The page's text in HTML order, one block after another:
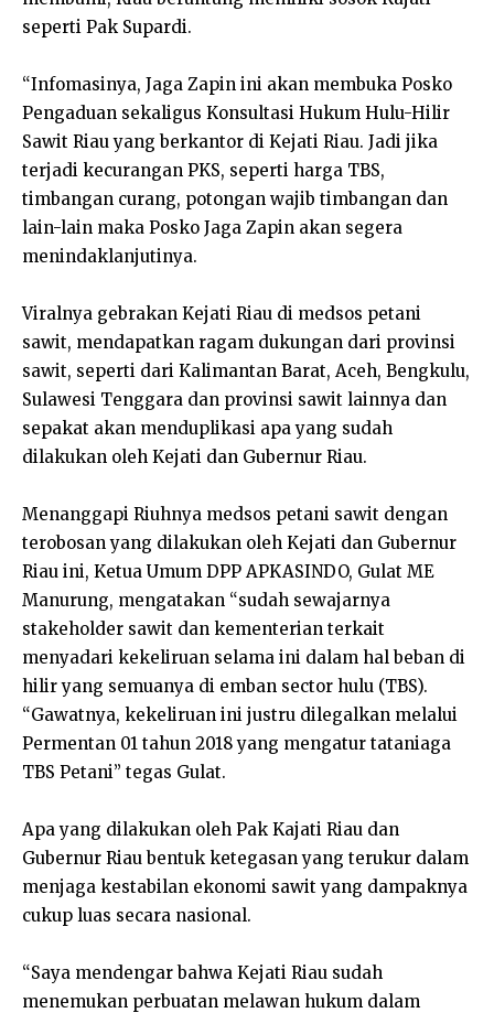
seperti Pak Supardi.
“Infomasinya, Jaga Zapin ini akan membuka Posko
Pengaduan sekaligus Konsultasi Hukum Hulu-Hilir
Sawit Riau yang berkantor di Kejati Riau. Jadi jika
terjadi kecurangan PKS, seperti harga TBS,
timbangan curang, potongan wajib timbangan dan
lain-lain maka Posko Jaga Zapin akan segera
menindaklanjutinya.
Viralnya gebrakan Kejati Riau di medsos petani
sawit, mendapatkan ragam dukungan dari provinsi
sawit, seperti dari Kalimantan Barat, Aceh, Bengkulu,
Sulawesi Tenggara dan provinsi sawit lainnya dan
sepakat akan menduplikasi apa yang sudah
dilakukan oleh Kejati dan Gubernur Riau.
Menanggapi Riuhnya medsos petani sawit dengan
terobosan yang dilakukan oleh Kejati dan Gubernur
Riau ini, Ketua Umum DPP APKASINDO, Gulat ME
Manurung, mengatakan “sudah sewajarnya
stakeholder sawit dan kementerian terkait
menyadari kekeliruan selama ini dalam hal beban di
hilir yang semuanya di emban sector hulu (TBS).
“Gawatnya, kekeliruan ini justru dilegalkan melalui
Permentan 01 tahun 2018 yang mengatur tataniaga
TBS Petani” tegas Gulat.
Apa yang dilakukan oleh Pak Kajati Riau dan
Gubernur Riau bentuk ketegasan yang terukur dalam
menjaga kestabilan ekonomi sawit yang dampaknya
cukup luas secara nasional.
“Saya mendengar bahwa Kejati Riau sudah
menemukan perbuatan melawan hukum dalam